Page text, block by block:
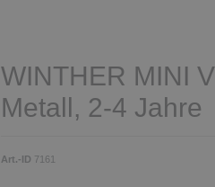
WINTHER MINI
Metall, 2-4 Jahre
Art.-ID 7161